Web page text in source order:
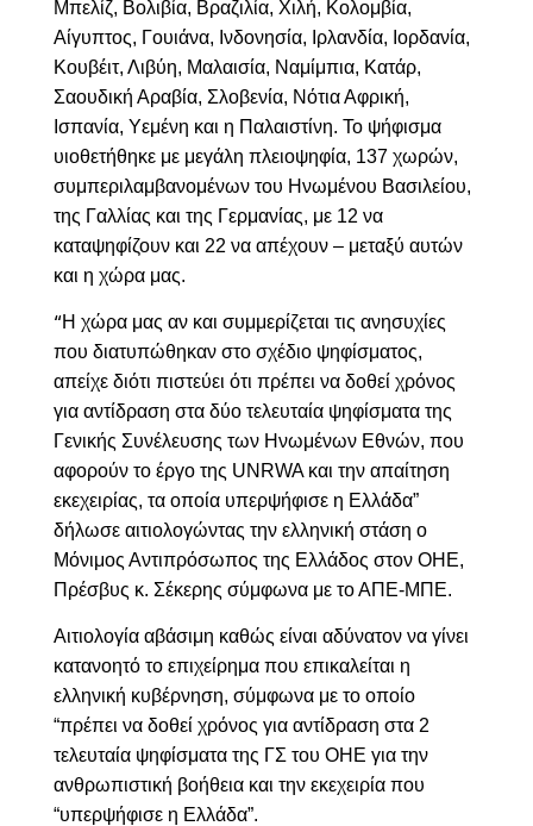
Μπελίζ, Βολιβία, Βραζιλία, Χιλή, Κολομβία,
Αίγυπτος, Γουιάνα, Ινδονησία, Ιρλανδία, Ιορδανία,
Κουβέιτ, Λιβύη, Μαλαισία, Ναμίμπια, Κατάρ,
Σαουδική Αραβία, Σλοβενία, Νότια Αφρική,
Ισπανία, Υεμένη και η Παλαιστίνη. Το ψήφισμα
υιοθετήθηκε με μεγάλη πλειοψηφία, 137 χωρών,
συμπεριλαμβανομένων του Ηνωμένου Βασιλείου,
της Γαλλίας και της Γερμανίας, με 12 να
καταψηφίζουν και 22 να απέχουν – μεταξύ αυτών
και η χώρα μας.
“Η χώρα μας αν και συμμερίζεται τις ανησυχίες
που διατυπώθηκαν στο σχέδιο ψηφίσματος,
απείχε διότι πιστεύει ότι πρέπει να δοθεί χρόνος
για αντίδραση στα δύο τελευταία ψηφίσματα της
Γενικής Συνέλευσης των Ηνωμένων Εθνών, που
αφορούν το έργο της UNRWA και την απαίτηση
εκεχειρίας, τα οποία υπερψήφισε η Ελλάδα”
δήλωσε αιτιολογώντας την ελληνική στάση ο
Μόνιμος Αντιπρόσωπος της Ελλάδος στον ΟΗΕ,
Πρέσβυς κ. Σέκερης σύμφωνα με το ΑΠΕ-ΜΠΕ.
Αιτιολογία αβάσιμη καθώς είναι αδύνατον να γίνει
κατανοητό το επιχείρημα που επικαλείται η
ελληνική κυβέρνηση, σύμφωνα με το οποίο
“πρέπει να δοθεί χρόνος για αντίδραση στα 2
τελευταία ψηφίσματα της ΓΣ του ΟΗΕ για την
ανθρωπιστική βοήθεια και την εκεχειρία που
“υπερψήφισε η Ελλάδα”.